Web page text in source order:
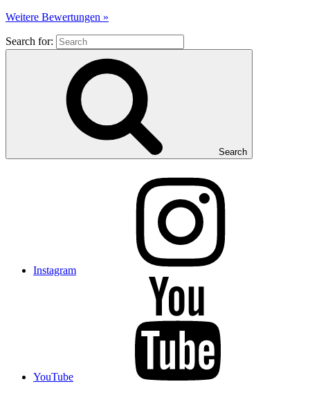
Weitere Bewertungen »
Search for:
Search
Instagram
YouTube